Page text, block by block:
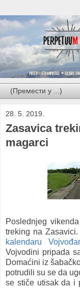
28. 5. 2019.
Zasavica
magarci
Poslednjeg
treking na
kalendaru
Vojvodini pripada
Domaćini iz
potrudili su se da
se stiče utisak da i